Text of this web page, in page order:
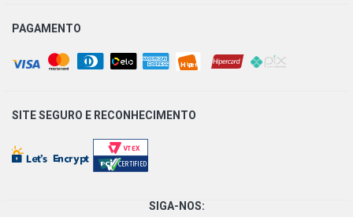
PAGAMENTO
SITE SEGURO E RECONHECIMENTO
SIGA-NOS: